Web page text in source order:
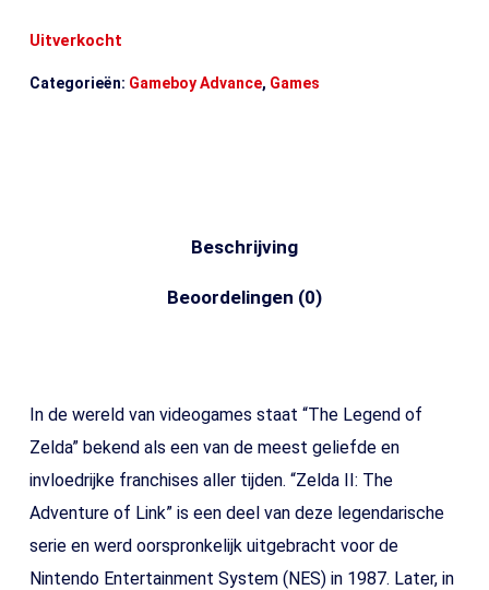
Uitverkocht
Categorieën: Gameboy Advance, Games
Beschrijving
Beoordelingen (0)
In de wereld van videogames staat “The Legend of
Zelda” bekend als een van de meest geliefde en
invloedrijke franchises aller tijden. “Zelda II: The
Adventure of Link” is een deel van deze legendarische
serie en werd oorspronkelijk uitgebracht voor de
Nintendo Entertainment System (NES) in 1987. Later, in